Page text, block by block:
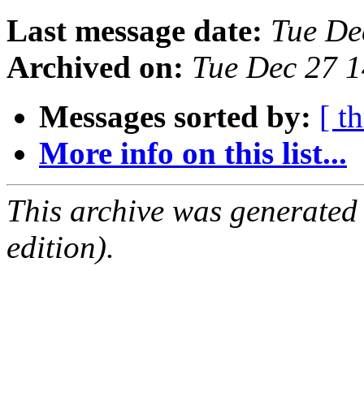
Last message date: Tue
Archived on: Tue Dec 27
Messages sorted by: [
More info on this list...
This archive was
edition).